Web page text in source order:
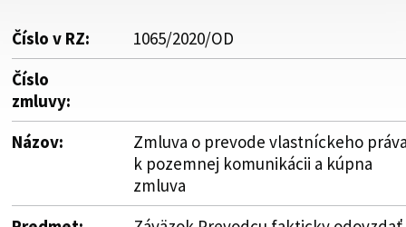
Číslo v RZ:
1065/2020/OD
Číslo
zmluvy:
Názov:
Zmluva o prevode vlastníckeho
k pozemnej komunikácii a kúpna
zmluva